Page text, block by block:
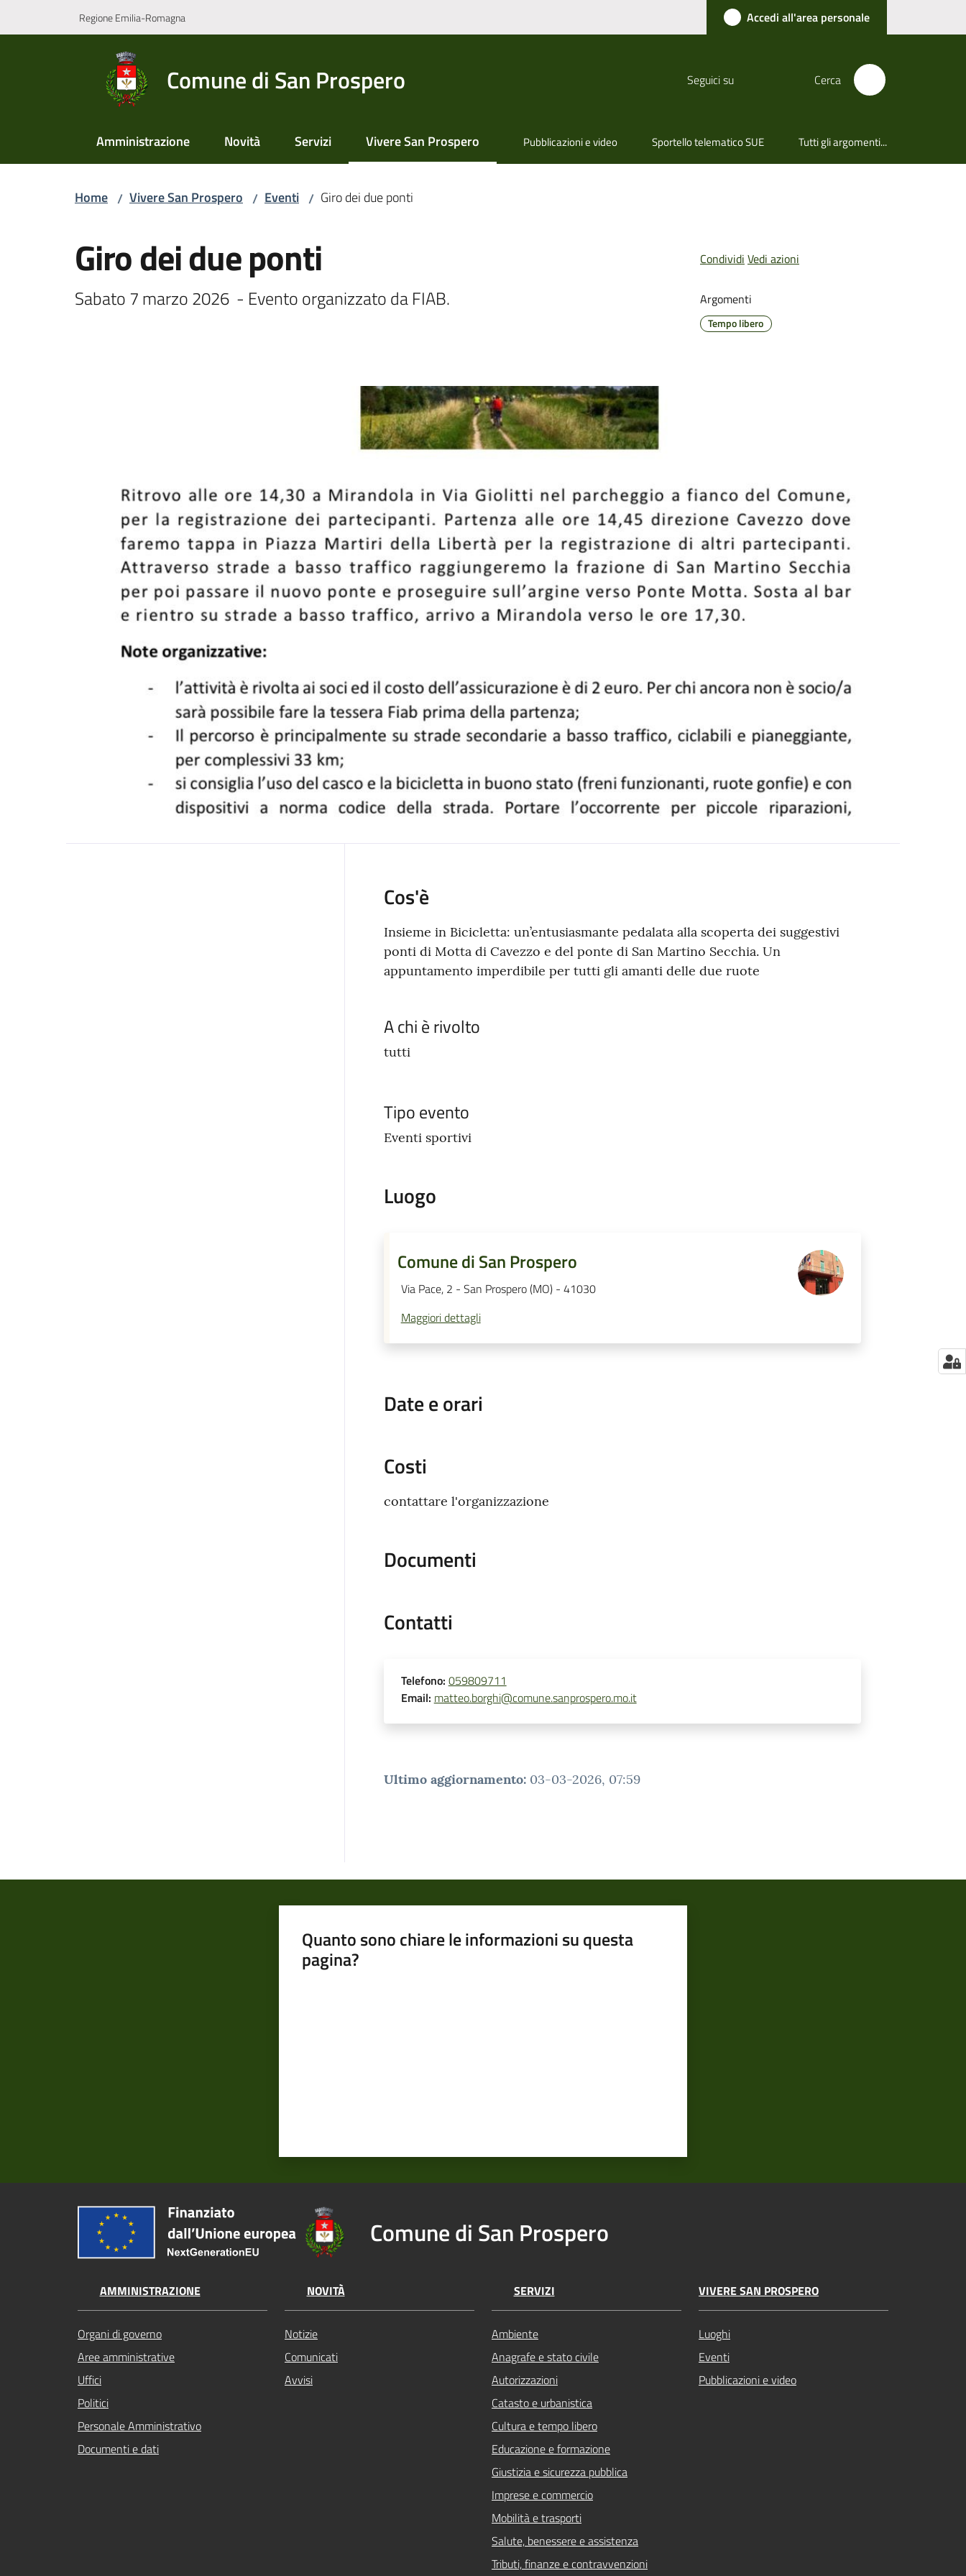
Regione Emilia-Romagna Accedi all'area personale
Comune di San Prospero Seguici su Cerca
Amministrazione Novità Servizi Vivere San Prospero
Menu selezionato Pubblicazioni e video Sportello telematico SUE Tutti gli argomenti...
Home / Vivere San Prospero / Eventi / Giro dei due ponti
Giro dei due ponti
Sabato 7 marzo 2026  - Evento organizzato da FIAB.
Condividi Vedi azioni
Argomenti
Tempo libero
Cos'è
Insieme in Bicicletta: un’entusiasmante pedalata alla scoperta dei suggestivi
ponti di Motta di Cavezzo e del ponte di San Martino Secchia. Un
appuntamento imperdibile per tutti gli amanti delle due ruote
A chi è rivolto
tutti
Tipo evento
Eventi sportivi
Luogo
Comune di San Prospero
Via Pace, 2 - San Prospero (MO) - 41030
Maggiori dettagli
Date e orari
Costi
contattare l'organizzazione
Documenti
Contatti
Telefono: 059809711
Email: matteo.borghi@comune.sanprospero.mo.it
Ultimo aggiornamento: 03-03-2026, 07:59
Quanto sono chiare le informazioni su questa
pagina?
Comune di San Prospero
AMMINISTRAZIONE
Organi di governo
Aree amministrative
Uffici
Politici
Personale Amministrativo
Documenti e dati
NOVITÀ
Notizie
Comunicati
Avvisi
SERVIZI
Ambiente
Anagrafe e stato civile
Autorizzazioni
Catasto e urbanistica
Cultura e tempo libero
Educazione e formazione
Giustizia e sicurezza pubblica
Imprese e commercio
Mobilità e trasporti
Salute, benessere e assistenza
Tributi, finanze e contravvenzioni
VIVERE SAN PROSPERO
Luoghi
Eventi
Pubblicazioni e video